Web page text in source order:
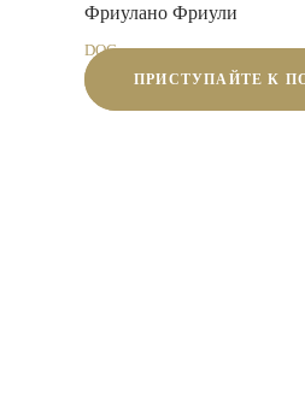
Фриулано Фриули
DOC
ПРИСТУПАЙТЕ К